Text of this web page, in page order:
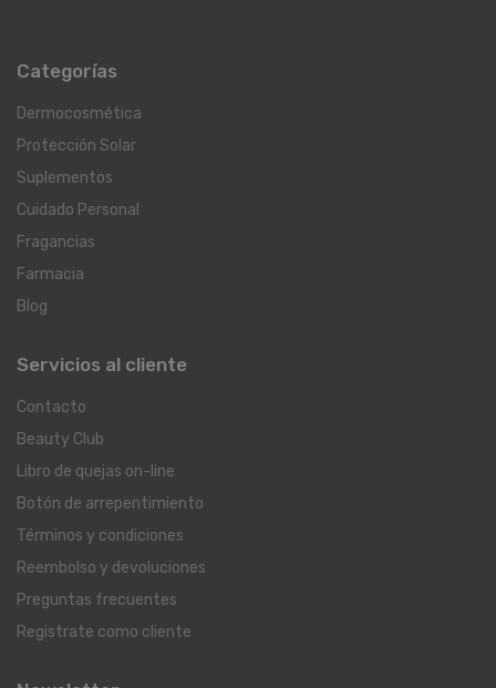
Categorías
Dermocosmética
Protección Solar
Suplementos
Cuidado Personal
Fragancias
Farmacia
Blog
Servicios al cliente
Contacto
Beauty Club
Libro de quejas on-line
Botón de arrepentimiento
Términos y condiciones
Reembolso y devoluciones
Preguntas frecuentes
Registrate como cliente